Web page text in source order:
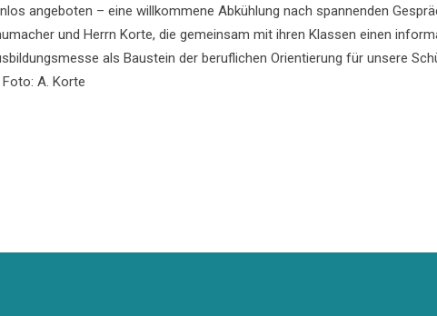
angeboten – eine willkommene Abkühlung nach spannenden
und Herrn Korte, die gemeinsam mit ihren Klassen einen
als Baustein der beruflichen Orientierung für unsere
A. Korte